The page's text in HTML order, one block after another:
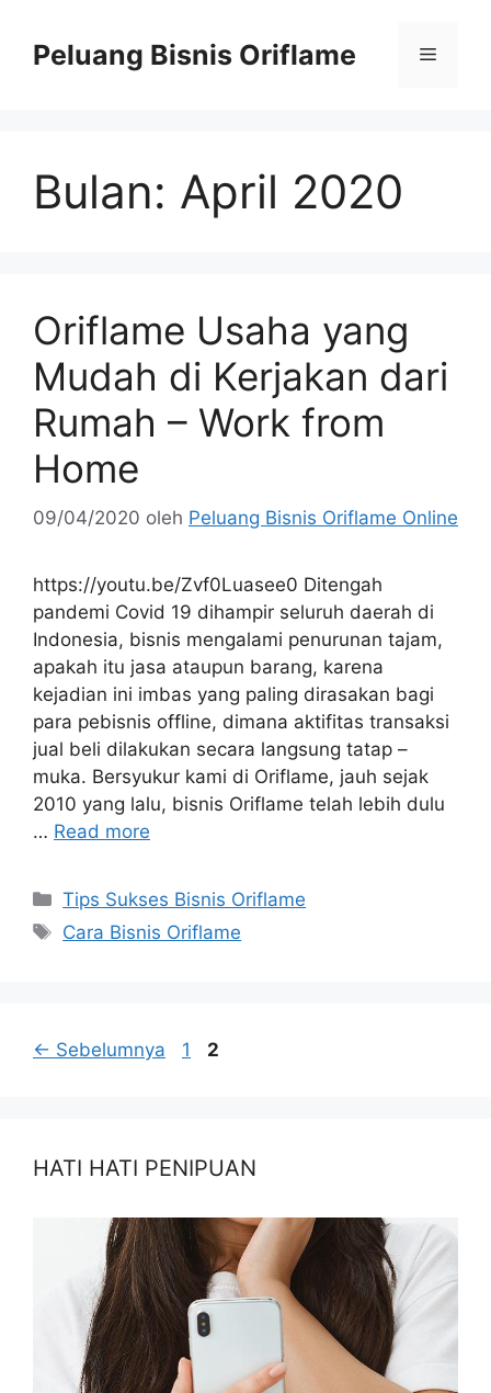
Peluang Bisnis Oriflame
Bulan: April 2020
Oriflame Usaha yang
Mudah di Kerjakan dari
Rumah – Work from
Home
09/04/2020 oleh Peluang Bisnis Oriflame Online
https://youtu.be/Zvf0Luasee0 Ditengah
pandemi Covid 19 dihampir seluruh daerah di
Indonesia, bisnis mengalami penurunan tajam,
apakah itu jasa ataupun barang, karena
kejadian ini imbas yang paling dirasakan bagi
para pebisnis offline, dimana aktifitas transaksi
jual beli dilakukan secara langsung tatap –
muka. Bersyukur kami di Oriflame, jauh sejak
2010 yang lalu, bisnis Oriflame telah lebih dulu
… Read more
Tips Sukses Bisnis Oriflame
Cara Bisnis Oriflame
← Sebelumnya 1 2
HATI HATI PENIPUAN